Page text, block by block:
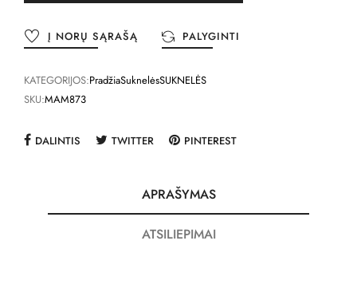
Į NORŲ SĄRAŠĄ PALYGINTI
KATEGORIJOS:PradžiaSuknelėsSUKNELĖS
SKU:MAM873
DALINTIS TWITTER PINTEREST
APRAŠYMAS
ATSILIEPIMAI